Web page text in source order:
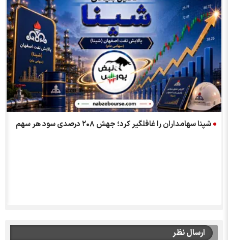
شپنا سهامداران را غافلگیر کرد؛ جهش ۲۰۸ درصدی سود هر سهم
ارسال نظر